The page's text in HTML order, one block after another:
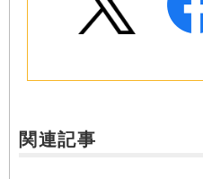
関連記事